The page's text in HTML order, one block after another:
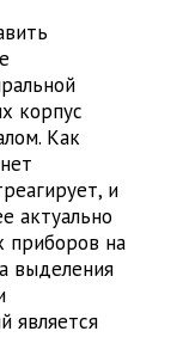
корпус
Как
и
актуально
на
выделения
является